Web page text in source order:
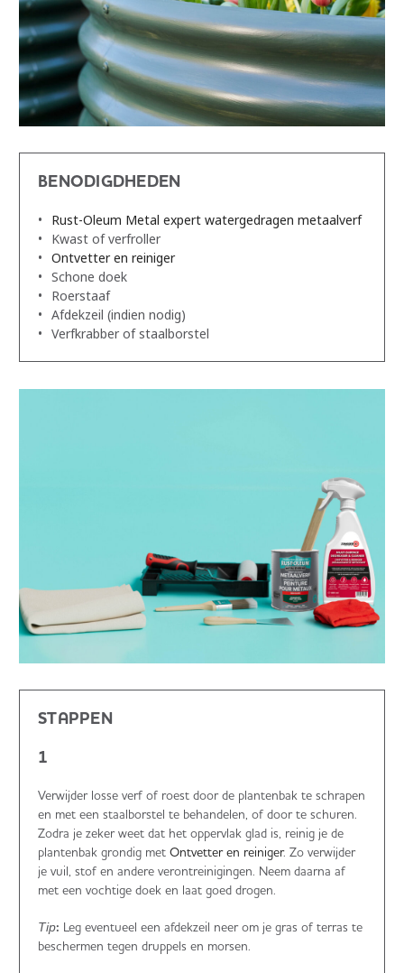
BENODIGDHEDEN
Rust-Oleum Metal expert watergedragen metaalverf
Kwast of verfroller
Ontvetter en reiniger
Schone doek
Roerstaaf
Afdekzeil (indien nodig)
Verfkrabber of staalborstel
STAPPEN
1
Verwijder losse verf of roest door de plantenbak te schrapen
en met een staalborstel te behandelen, of door te schuren.
Zodra je zeker weet dat het oppervlak glad is, reinig je de
plantenbak grondig met Ontvetter en reiniger. Zo verwijder
je vuil, stof en andere verontreinigingen. Neem daarna af
met een vochtige doek en laat goed drogen.
Tip: Leg eventueel een afdekzeil neer om je gras of terras te
beschermen tegen druppels en morsen.